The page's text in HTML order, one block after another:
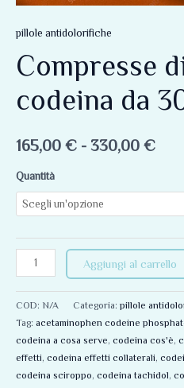
pillole antidolorifiche
Compresse
codeina da
165,00 € - 330,00 €
Quantità
Aggiungi al carrello
COD: N/A Categoria: pillole
Tag: acetaminophen codeine
codeina a cosa serve, codeina cos'è,
effetti, codeina effetti collaterali,
codeina sciroppo, codeina tachidol,